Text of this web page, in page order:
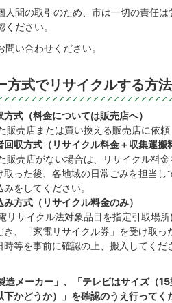
人間の取引のため、市は一切の責任
ださい。
い合わせください。
方式でリサイクルする方法
方式（料金については販売店へ）
販売店または買い換える販売店に依頼
回収方式（リサイクル料金＋収集運搬
販売店がない場合は、リサイクル料
取った後、各地域の日常ごみを担当
をしてください。
方式（リサイクル料金のみ）
リサイクル法対象品目を指定引取場
き、「家電リサイクル券」を受け取
時等を事前に確認の上、搬入してくだ
造メーカー」、「テレビはサイズ（
下かどうか）」を確認のうえ行って